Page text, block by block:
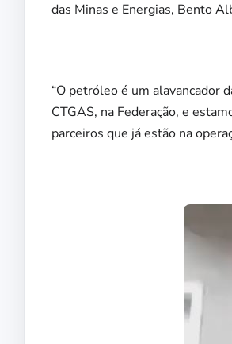
das Minas e Energias, Bento
“O petróleo é um alavancador
CTGAS, na Federação, e
parceiros que já estão na